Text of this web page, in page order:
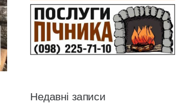
Недавні записи